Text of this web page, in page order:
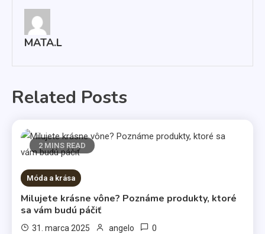
MATA.L
Related Posts
2 MINS READ
Móda a krása
Milujete krásne vône? Poznáme produkty, ktoré
sa vám budú páčiť
31. marca 2025 angelo 0